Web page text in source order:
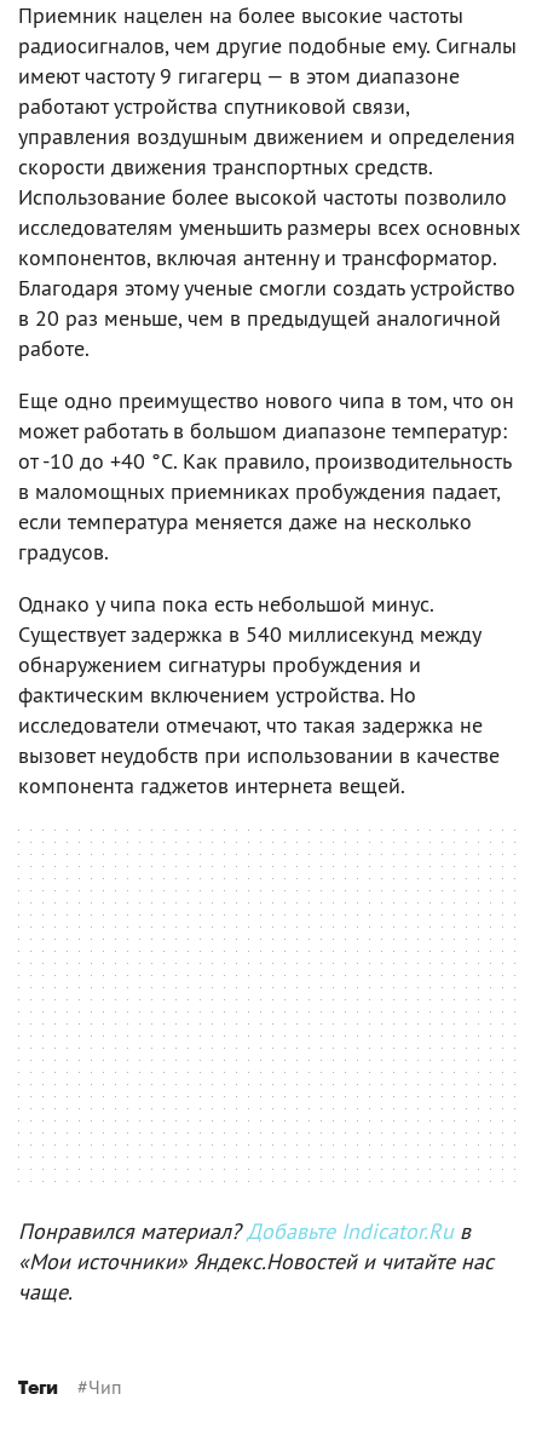
Приемник нацелен на более высокие частоты
радиосигналов, чем другие подобные ему. Сигналы
имеют частоту 9 гигагерц — в этом диапазоне
работают устройства спутниковой связи,
управления воздушным движением и определения
скорости движения транспортных средств.
Использование более высокой частоты позволило
исследователям уменьшить размеры всех основных
компонентов, включая антенну и трансформатор.
Благодаря этому ученые смогли создать устройство
в 20 раз меньше, чем в предыдущей аналогичной
работе.
Еще одно преимущество нового чипа в том, что он
может работать в большом диапазоне температур:
от -10 до +40 °C. Как правило, производительность
в маломощных приемниках пробуждения падает,
если температура меняется даже на несколько
градусов.
Однако у чипа пока есть небольшой минус.
Существует задержка в 540 миллисекунд между
обнаружением сигнатуры пробуждения и
фактическим включением устройства. Но
исследователи отмечают, что такая задержка не
вызовет неудобств при использовании в качестве
компонента гаджетов интернета вещей.
Понравился материал?Добавьте Indicator.Ruв
«Мои источники» Яндекс.Новостей и читайте нас
чаще.
Теги #Чип